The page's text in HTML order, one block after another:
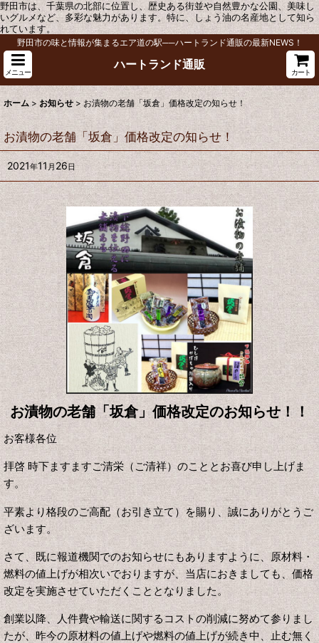
野田市は、千葉県の北部に位置し、歴史ある街並や自然豊かな公園、美味し
いグルメなど、多彩な魅力があります。特に、しょう油の名産地として知ら
れています。
野田市の味と情報が集まるエア道の駅──ハートランド通販の最新NEWS！
メニュー
ハートランド通販
カート
ホーム > お知らせ > お漬物の老舗「坂倉」価格改定の知らせ！
お漬物の老舗「坂倉」価格改定の知らせ！
2021年11 月26日
お漬物の老舗「坂倉」価格改定のお知らせ！！
お客様各位
拝啓 時下ますますご清栄（ご清祥）のこととお喜び申し上げま
す。
平素より格段のご高配（お引き立て）を賜り、誠にありがとうご
ざいます。
さて、既に報道機関でのお知らせにもありますように、原材料・
燃料の値上げが相次いでおりますが、当店におきましても、価格
改定を実施させていただくこととなりました。
創業以降、人件費や輸送に関するコストの削減に努めて参りまし
たが、昨今の原材料の値上げや燃料の値上げが続き中、止む無く